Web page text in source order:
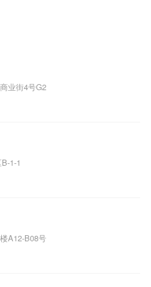
业街4号G2
1-1
A12-B08号